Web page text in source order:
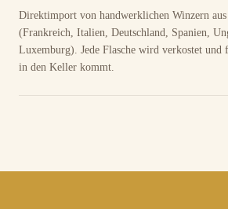
Direktimport von handwerklichen Winzern aus
(Frankreich, Italien, Deutschland, Spanien,
Luxemburg). Jede Flasche wird verkostet und
in den Keller kommt.